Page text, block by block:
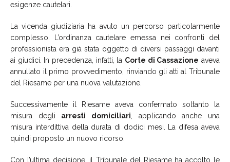
esigenze cautelari.
La vicenda giudiziaria ha avuto un percorso particolarmente
complesso. L’ordinanza cautelare emessa nei confronti del
professionista era già stata oggetto di diversi passaggi davanti
ai giudici. In precedenza, infatti, la Corte di Cassazione aveva
annullato il primo provvedimento, rinviando gli atti al Tribunale
del Riesame per una nuova valutazione.
Successivamente il Riesame aveva confermato soltanto la
misura degli arresti domiciliari , applicando anche una
misura interdittiva della durata di dodici mesi. La difesa aveva
quindi proposto un nuovo ricorso.
Con l’ultima decisione, il Tribunale del Riesame ha accolto le